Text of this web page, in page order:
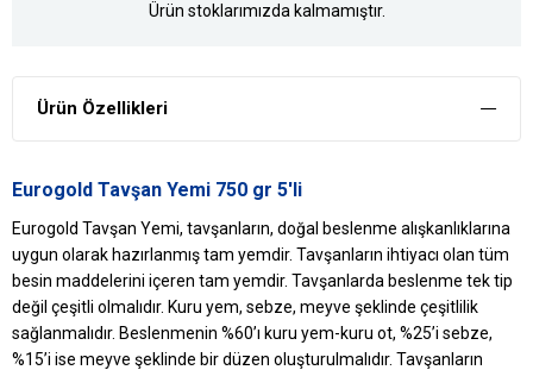
Ürün stoklarımızda kalmamıştır.
Ürün Özellikleri
Eurogold Tavşan Yemi 750 gr 5'li
Eurogold Tavşan Yemi, tavşanların, doğal beslenme alışkanlıklarına
uygun olarak hazırlanmış tam yemdir. Tavşanların ihtiyacı olan tüm
besin maddelerini içeren tam yemdir. Tavşanlarda beslenme tek tip
değil çeşitli olmalıdır. Kuru yem, sebze, meyve şeklinde çeşitlilik
sağlanmalıdır. Beslenmenin %60’ı kuru yem-kuru ot, %25’i sebze,
%15’i ise meyve şeklinde bir düzen oluşturulmalıdır. Tavşanların